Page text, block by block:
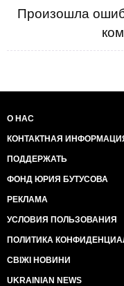
Произошла
О НАС
КОНТАКТНАЯ
ПОДДЕРЖАТЬ
ФОНД ЮРИЯ БУТУСОВА
РЕКЛАМА
УСЛОВИЯ ПОЛЬЗОВАНИЯ
ПОЛИТИКА
СВІЖІ НОВИНИ
UKRAINIAN NEWS